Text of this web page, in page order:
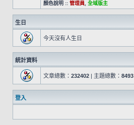
顏色說明 :: 管理員 全域版主
生日
今天沒有人生日
統計資料
文章總數： 232402 | 主題總數： 8493
登入